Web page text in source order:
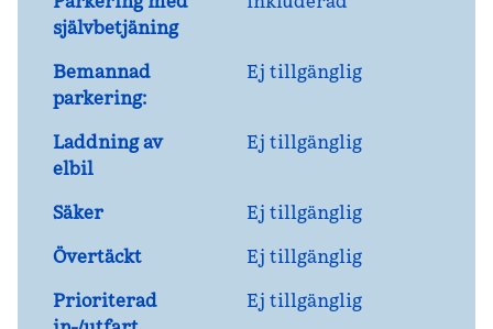
självbetjäning
Bemannad
parkering:
Ej tillgänglig
Laddning av
elbil
Ej tillgänglig
Säker
Ej tillgänglig
Övertäckt
Ej tillgänglig
Prioriterad
Ej tillgänglig